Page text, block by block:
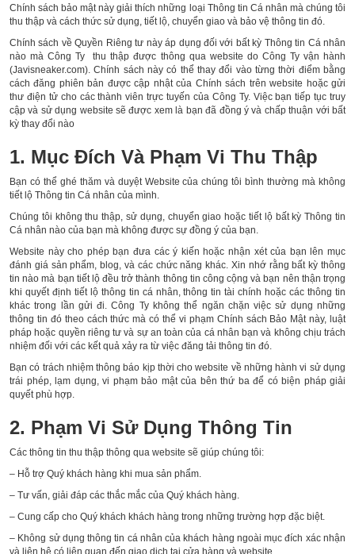
Chính sách bảo mật này giải thích những loại Thông tin Cá nhân mà chúng tôi
thu thập và cách thức sử dụng, tiết lộ, chuyển giao và bảo vệ thông tin đó.
Chính sách về Quyền Riêng tư này áp dụng đối với bất kỳ Thông tin Cá nhân
nào mà Công Ty thu thập được thông qua website do Công Ty vận hành
(Javisneaker.com). Chính sách này có thể thay đổi vào từng thời điểm bằng
cách đăng phiên bản được cập nhật của Chính sách trên website hoặc gửi
thư điện tử cho các thành viên trực tuyến của Công Ty. Việc bạn tiếp tục truy
cập và sử dụng website sẽ được xem là bạn đã đồng ý và chấp thuận với bất
kỳ thay đổi nào
1. Mục Đích Và Phạm Vi Thu Thập
Bạn có thể ghé thăm và duyệt Website của chúng tôi bình thường mà không
tiết lộ Thông tin Cá nhân của mình.
Chúng tôi không thu thập, sử dụng, chuyển giao hoặc tiết lộ bất kỳ Thông tin
Cá nhân nào của bạn mà không được sự đồng ý của bạn.
Website này cho phép bạn đưa các ý kiến hoặc nhận xét của bạn lên mục
đánh giá sản phẩm, blog, và các chức năng khác. Xin nhớ rằng bất kỳ thông
tin nào mà bạn tiết lộ đều trở thành thông tin công cộng và bạn nên thận trọng
khi quyết định tiết lộ thông tin cá nhân, thông tin tài chính hoặc các thông tin
khác trong lần gửi đi. Công Ty không thể ngăn chặn việc sử dụng những
thông tin đó theo cách thức mà có thể vi phạm Chính sách Bảo Mật này, luật
pháp hoặc quyền riêng tư và sự an toàn của cá nhân bạn và không chịu trách
nhiệm đối với các kết quả xảy ra từ việc đăng tải thông tin đó.
Bạn có trách nhiệm thông báo kịp thời cho website về những hành vi sử dụng
trái phép, lạm dụng, vi phạm bảo mật của bên thứ ba để có biện pháp giải
quyết phù hợp.
2. Phạm Vi Sử Dụng Thông Tin
Các thông tin thu thập thông qua website sẽ giúp chúng tôi:
– Hỗ trợ Quý khách hàng khi mua sản phẩm.
– Tư vấn, giải đáp các thắc mắc của Quý khách hàng.
– Cung cấp cho Quý khách khách hàng trong những trường hợp đặc biệt.
– Không sử dụng thông tin cá nhân của khách hàng ngoài mục đích xác nhận
và liên hệ có liên quan đến giao dịch tại cửa hàng và website